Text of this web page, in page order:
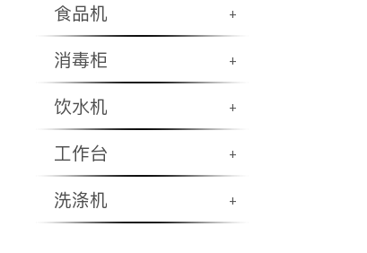
食品机 +
消毒柜 +
饮水机 +
工作台 +
洗涤机 +